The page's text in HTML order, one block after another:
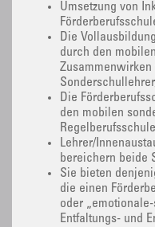
Umsetzung von
Die
durch den
Die
den mobilen
Lehrer/
bereichern beide
Sie bieten
die einen
oder
Entfaltungs- und